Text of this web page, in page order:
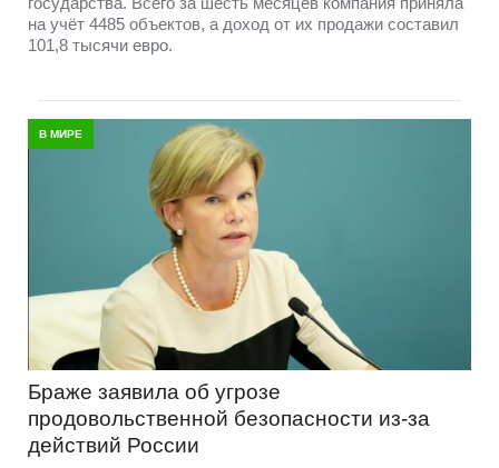
на учёт 4485 объектов, а доход от их продажи составил
101,8 тысячи евро.
В МИРЕ
Браже заявила об угрозе
продовольственной безопасности из-за
действий России